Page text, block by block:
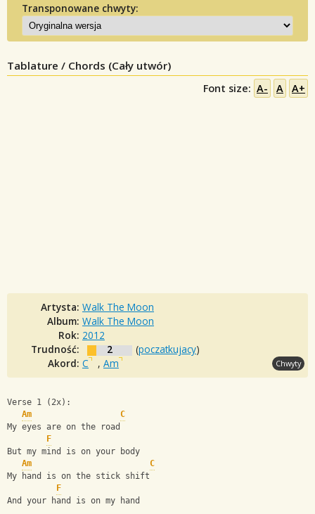
Transponowane chwyty:
Tablature / Chords (Cały utwór)
Font size: A- A A+
Artysta: Walk The Moon
Album: Walk The Moon
Rok: 2012
Trudność:
2 (poczatkujacy)
Akord: C , Am Chwyty
Verse 1 (2x):
Am
C
My eyes are on the road
F
But my mind is on your body
Am
C
My hand is on the stick shift
F
And your hand is on my hand